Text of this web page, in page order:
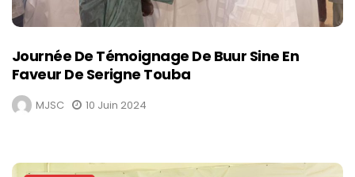
Journée De Témoignage De Buur Sine En
Faveur De Serigne Touba
MJSC 10 Juin 2024